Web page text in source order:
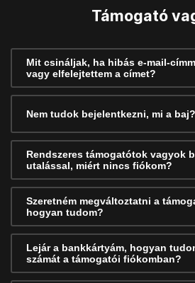
Támogató
Mit csináljak, ha hibás e-mail-
vagy elfelejtettem a címet?
Nem tudok bejelentkezni, mi a baj?
Rendszeres támogatótok vagyok
utalással, miért nincs fiókom?
Szeretném megváltoztatni a
hogyan tudom?
Lejár a bankkártyám, hogyan
számát a támogatói fiókomban?